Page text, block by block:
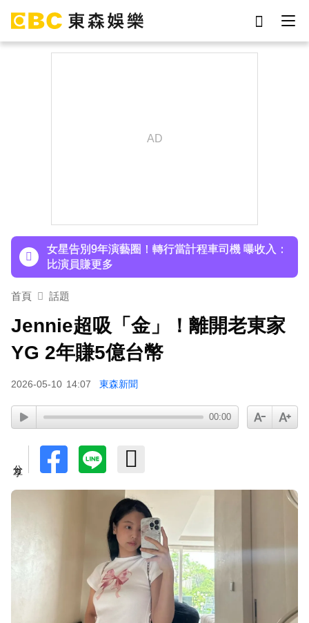
屍河中驚見「20公斤重物」
女星告別9年演藝圈！轉行當計程車司機 曝收入：
比演員賺更多
蔡阿嘎陷爭議！蘿拉神隱19個月首發文 遭酸「詐
肥大叔猝逝5天！原訂明直播說明突喊卡 團隊忍痛
曝原因
下載東森App，隨時掌握天下大小事！
泰男團Dragon 5男星爆死訊！騎單車離家失聯 陳
屍河中驚見「20公斤重物」
首頁 話題
Jennie超吸「金」！離開老東家
YG 2年賺5億台幣
2026-05-10 14:07 東森新聞
00:00